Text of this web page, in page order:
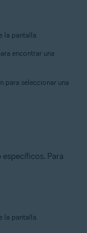
la pantalla.
encontrar una
para seleccionar una
Para
la pantalla.